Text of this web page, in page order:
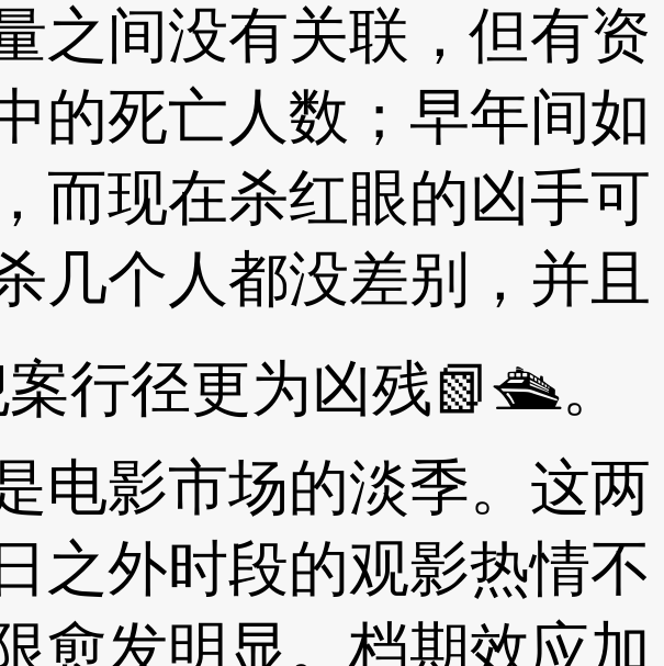
之间没有关联，但有资
的死亡人数；早年间如
而现在杀红眼的凶手可
几个人都没差别，并且
行径更为凶残📗🛳。
影市场的淡季。这两
之外时段的观影热情不
愈发明显。档期效应加